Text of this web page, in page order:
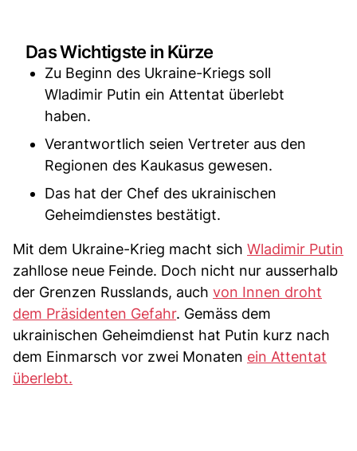
Das Wichtigste in Kürze
Zu Beginn des Ukraine-Kriegs soll
Wladimir Putin ein Attentat überlebt
haben.
Verantwortlich seien Vertreter aus den
Regionen des Kaukasus gewesen.
Das hat der Chef des ukrainischen
Geheimdienstes bestätigt.
Mit dem Ukraine-Krieg macht sich Wladimir Putin
zahllose neue Feinde. Doch nicht nur ausserhalb
der Grenzen Russlands, auch von Innen droht
dem Präsidenten Gefahr. Gemäss dem
ukrainischen Geheimdienst hat Putin kurz nach
dem Einmarsch vor zwei Monaten ein Attentat
überlebt.